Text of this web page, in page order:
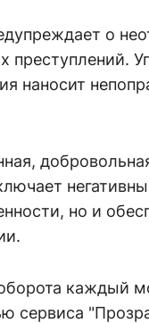
о
преступлений.
наносит
но и
каждый
сервиса